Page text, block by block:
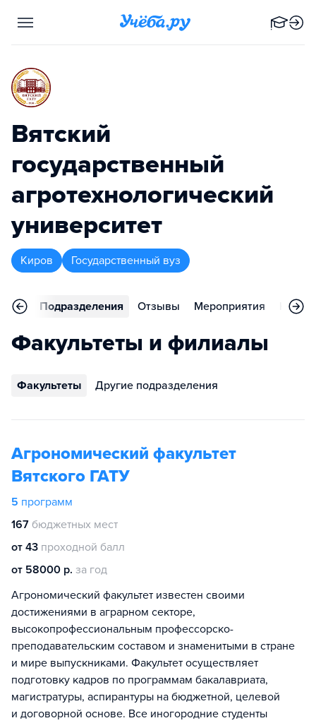
Вятский
государственный
агротехнологический
университет
Киров Государственный вуз
Подразделения Отзывы Мероприятия
Факультеты и филиалы
Факультеты Другие подразделения
Агрономический факультет
Вятского ГАТУ
5 программ
167 бюджетных мест
от 43 проходной балл
от 58000 р. за год
Агрономический факультет известен своими
достижениями в аграрном секторе,
высокопрофессиональным профессорско-
преподавательским составом и знаменитыми в стране
и мире выпускниками. Факультет осуществляет
подготовку кадров по программам бакалавриата,
магистратуры, аспирантуры на бюджетной, целевой
и договорной основе. Все иногородние студенты